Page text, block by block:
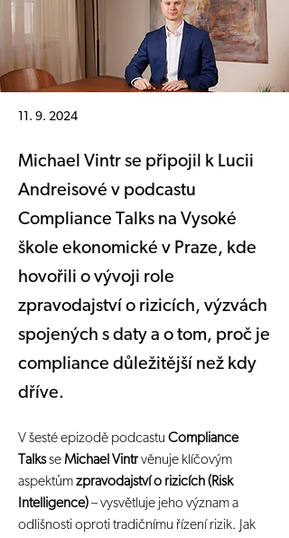
11. 9. 2024
Michael Vintr se připojil k Lucii
Andreisové v podcastu
Compliance Talks na Vysoké
škole ekonomické v Praze, kde
hovořili o vývoji role
zpravodajství o rizicích, výzvách
spojených s daty a o tom, proč je
compliance důležitější než kdy
dříve.
V šesté epizodě podcastu Compliance
Talks se Michael Vintr věnuje klíčovým
aspektům zpravodajství o rizicích (Risk
Intelligence) – vysvětluje jeho význam a
odlišnosti oproti tradičnímu řízení rizik. Jak